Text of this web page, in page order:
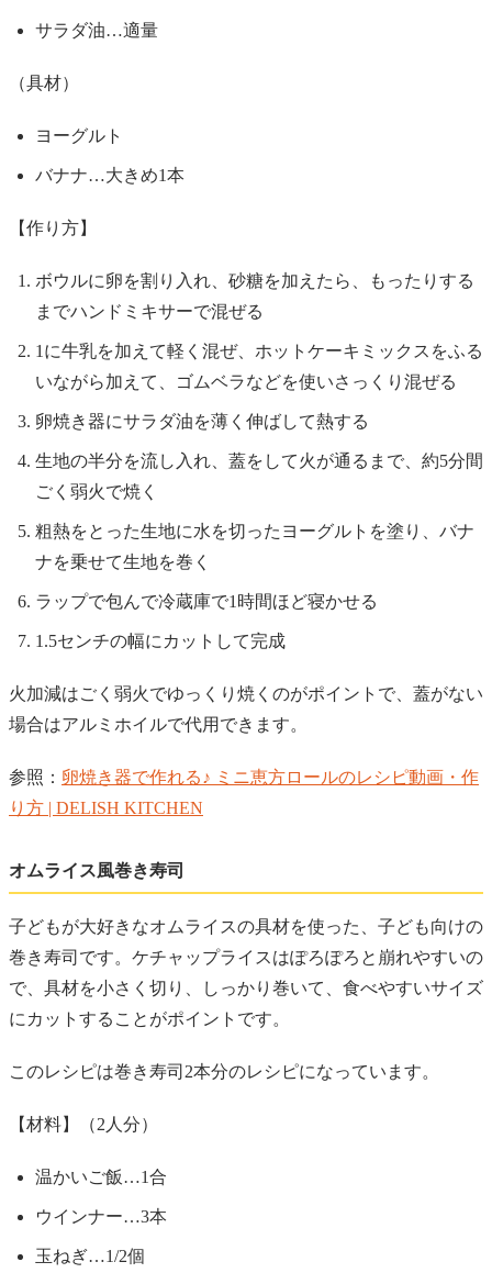
サラダ油…適量
（具材）
ヨーグルト
バナナ…大きめ1本
【作り方】
ボウルに卵を割り入れ、砂糖を加えたら、もったりする
までハンドミキサーで混ぜる
1に牛乳を加えて軽く混ぜ、ホットケーキミックスをふる
いながら加えて、ゴムベラなどを使いさっくり混ぜる
卵焼き器にサラダ油を薄く伸ばして熱する
生地の半分を流し入れ、蓋をして火が通るまで、約5分間
ごく弱火で焼く
粗熱をとった生地に水を切ったヨーグルトを塗り、バナ
ナを乗せて生地を巻く
ラップで包んで冷蔵庫で1時間ほど寝かせる
1.5センチの幅にカットして完成
火加減はごく弱火でゆっくり焼くのがポイントで、蓋がない
場合はアルミホイルで代用できます。
参照： 卵焼き器で作れる♪ ミニ恵方ロールのレシピ動画・作
り方 | DELISH KITCHEN
オムライス風巻き寿司
子どもが大好きなオムライスの具材を使った、子ども向けの
巻き寿司です。ケチャップライスはぽろぽろと崩れやすいの
で、具材を小さく切り、しっかり巻いて、食べやすいサイズ
にカットすることがポイントです。
このレシピは巻き寿司2本分のレシピになっています。
【材料】（2人分）
温かいご飯…1合
ウインナー…3本
玉ねぎ…1/2個